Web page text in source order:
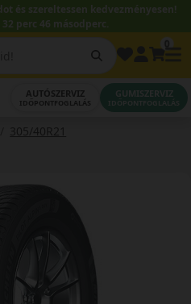
és szereltessen kedvezményesen!
perc 45 másodperc.
AUTÓSZERVIZ
IDŐPONTFOGLALÁS
GUMISZERVIZ
IDŐPONTFOGLALÁS
305/40R21